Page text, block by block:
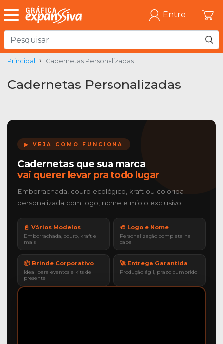
Entre
Principal Cadernetas Personalizadas
Cadernetas Personalizadas
▶ VEJA COMO FUNCIONA
Cadernetas que sua marca
vai querer levar pra todo lugar
Emborrachada, couro ecológico, kraft ou colorida —
personalizada com logo, nome e miolo exclusivo.
📓 Vários Modelos
Emborrachada, couro, kraft e
mais
🎨 Logo e Nome
Personalização completa na
capa
📦 Brinde Corporativo
Ideal para eventos e kits de
presente
🚀 Entrega Garantida
Produção ágil, prazo cumprido